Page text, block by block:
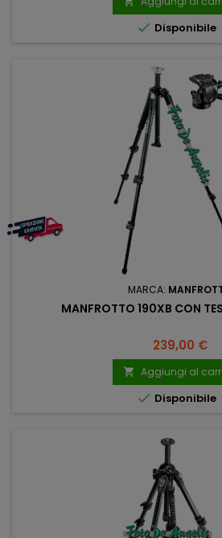
 Disponibile
MARCA:
MANFROTTO 190XB CON
Prezzo
239,00 €
 Aggiungi al
 Disponibile